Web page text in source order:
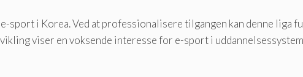
sport i Korea. Ved at professionalisere tilgangen kan denne
viser en voksende interesse for e-sport i